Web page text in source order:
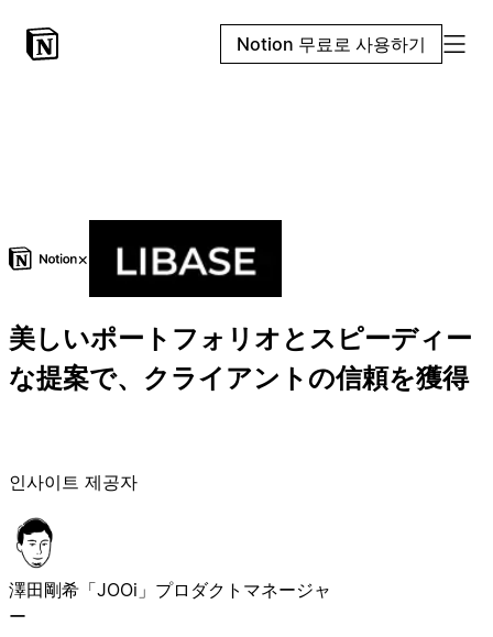
Notion 무료로 사용하기
×
美しいポートフォリオとスピーディー
な提案で、クライアントの信頼を獲得
인사이트 제공자
澤田剛希 「JOOi」プロダクトマネージャ
ー